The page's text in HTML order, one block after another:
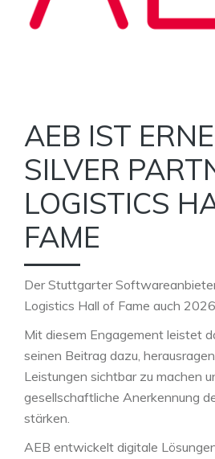
AEB IST
SILVER
LOGISTICS
FAME
Der Stuttgarter
Logistics Hall of Fame auch
Mit diesem Engagement leistet
seinen Beitrag dazu,
Leistungen sichtbar zu machen
gesellschaftliche Anerkennung
stärken.
AEB entwickelt digitale